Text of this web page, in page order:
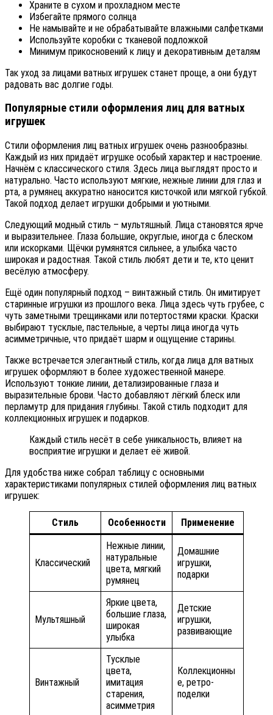
Храните в сухом и прохладном месте
Избегайте прямого солнца
Не намывайте и не обрабатывайте влажными салфетками
Используйте коробки с тканевой подложкой
Минимум прикосновений к лицу и декоративным деталям
Так уход за лицами ватных игрушек станет проще, а они будут
радовать вас долгие годы.
Популярные стили оформления лиц для ватных
игрушек
Стили оформления лиц ватных игрушек очень разнообразны.
Каждый из них придаёт игрушке особый характер и настроение.
Начнём с классического стиля. Здесь лица выглядят просто и
натурально. Часто используют мягкие, нежные линии для глаз и
рта, а румянец аккуратно наносится кисточкой или мягкой губкой.
Такой подход делает игрушки добрыми и уютными.
Следующий модный стиль – мультяшный. Лица становятся ярче
и выразительнее. Глаза большие, округлые, иногда с блеском
или искорками. Щёчки румянятся сильнее, а улыбка часто
широкая и радостная. Такой стиль любят дети и те, кто ценит
весёлую атмосферу.
Ещё один популярный подход – винтажный стиль. Он имитирует
старинные игрушки из прошлого века. Лица здесь чуть грубее, с
чуть заметными трещинками или потертостями краски. Краски
выбирают тусклые, пастельные, а черты лица иногда чуть
асимметричные, что придаёт шарм и ощущение старины.
Также встречается элегантный стиль, когда лица для ватных
игрушек оформляют в более художественной манере.
Используют тонкие линии, детализированные глаза и
выразительные брови. Часто добавляют лёгкий блеск или
перламутр для придания глубины. Такой стиль подходит для
коллекционных игрушек и подарков.
Каждый стиль несёт в себе уникальность, влияет на
восприятие игрушки и делает её живой.
Для удобства ниже собрал таблицу с основными
характеристиками популярных стилей оформления лиц ватных
игрушек:
Стиль Особенности Применение
Классический
Нежные линии,
натуральные
цвета, мягкий
румянец
Домашние
игрушки,
подарки
Мультяшный
Яркие цвета,
большие глаза,
широкая
улыбка
Детские
игрушки,
развивающие
Винтажный
Тусклые
цвета,
имитация
старения,
асимметрия
Коллекционны
е, ретро-
поделки